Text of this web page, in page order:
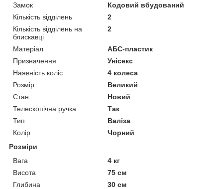
Замок
Кодовий вбудований
Кількість відділень
2
Кількість відділень на
блискавці
2
Матеріал
АБС-пластик
Призначення
Унісекс
Наявність коліс
4 колеса
Розмір
Великий
Стан
Новий
Телескопічна ручка
Так
Тип
Валіза
Колір
Чорний
Розміри
Вага
4 кг
Висота
75 см
Глибина
30 см